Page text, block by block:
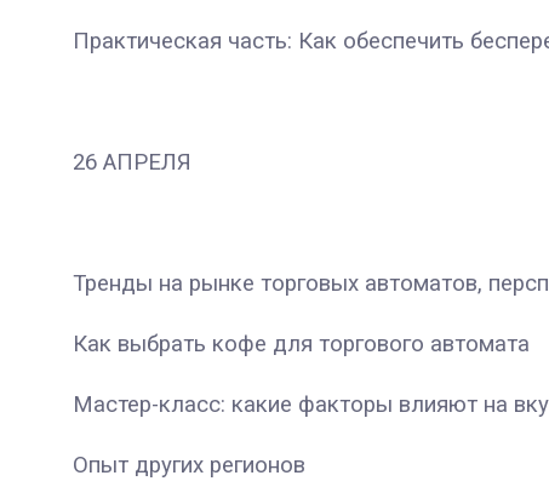
Практическая часть: Как обеспечить
26 АПРЕЛЯ
Тренды на рынке торговых автоматов,
Как выбрать кофе для торгового автомата
Мастер-класс: какие факторы влияют на
Опыт других регионов